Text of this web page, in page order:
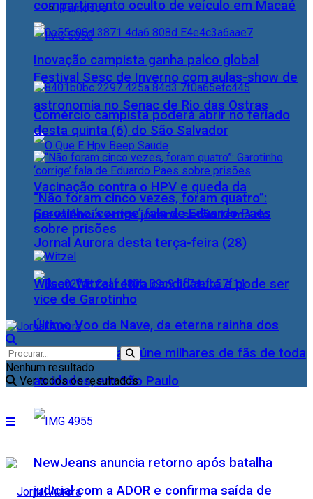
Famosos
Festival Sesc de Inverno com aulas-show de
astronomia no Senac de Rio das Ostras
Vacinação contra o HPV e queda da
prevalência entre jovens serão tema do
Jornal Aurora desta terça-feira (28)
Último Voo da Nave, da eterna rainha dos
Baixinhos, Xuxa reúne milhares de fãs de toda
as idades, em São Paulo
NewJeans anuncia retorno após batalha
judicial com a ADOR e confirma saída de
compartimento oculto de veículo em Macaé
Inovação campista ganha palco global
Comércio campista poderá abrir no feriado
desta quinta (6) do São Salvador
“Não foram cinco vezes, foram quatro”:
Garotinho ‘corrige’ fala de Eduardo Paes
sobre prisões
Wilson Witzel retira candidatura e pode ser
vice de Garotinho
Nenhum resultado
Ver todos os resultados